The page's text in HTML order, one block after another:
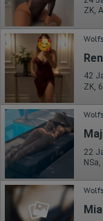
Wohin ging der
Portals oder hat
Wie lange blieb
Ort der
Europäische Union
Hotjar
Wir nutzen Hotjar
Daten über das
auch im Rahmen
auf unserer
Informationen
Herausgeber:
Hotjar Limited,
Erhobene Daten:
ZK,
ZK,
Mia